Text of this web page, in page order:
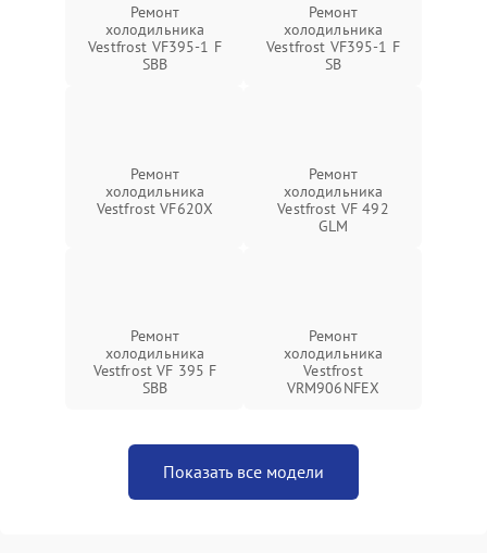
Ремонт
холодильника
Vestfrost VF395-1 F
SBB
Ремонт
холодильника
Vestfrost VF395-1 F
SB
Ремонт
холодильника
Vestfrost VF620X
Ремонт
холодильника
Vestfrost VF 492
GLM
Ремонт
холодильника
Vestfrost VF 395 F
SBB
Ремонт
холодильника
Vestfrost
VRM906NFEX
Показать все модели